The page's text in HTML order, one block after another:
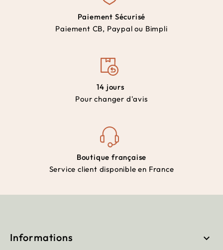
Paiement Sécurisé
Paiement CB, Paypal ou Bimpli
14 jours
Pour changer d'avis
Boutique française
Service client disponible en France
Informations 